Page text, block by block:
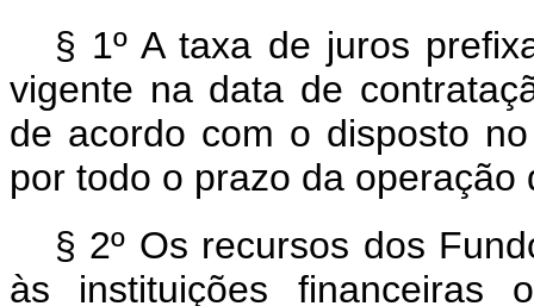
§ 1º A taxa de juros
vigente na data de
de acordo com o disposto
por todo o prazo da operação
§ 2º Os recursos dos
às instituições financeiras